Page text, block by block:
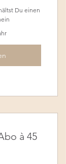
Du einen
à 45